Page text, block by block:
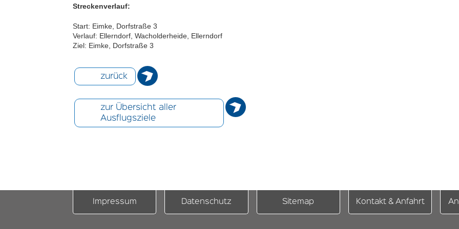
Streckenverlauf:
Start: Eimke, Dorfstraße 3
Verlauf: Ellerndorf, Wacholderheide, Ellerndorf
Ziel: Eimke, Dorfstraße 3
zurück
zur Übersicht aller
Ausflugsziele
Impressum Datenschutz Sitemap Kontakt & Anfahrt